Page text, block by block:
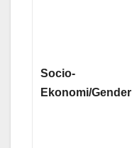
Socio-
Ekonomi/Gender